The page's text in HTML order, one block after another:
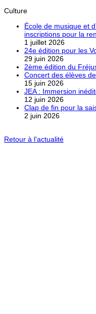
Culture
École de musique et
inscriptions pour la
1 juillet 2026
24e édition pour les
29 juin 2026
2ème édition du
Concert des élèves
15 juin 2026
JEA : Immersion
12 juin 2026
Clap de fin pour la
2 juin 2026
Retour à l'actualité